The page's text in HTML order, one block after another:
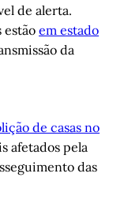
de alerta.
estão em estado
da
de casas no
afetados pela
das